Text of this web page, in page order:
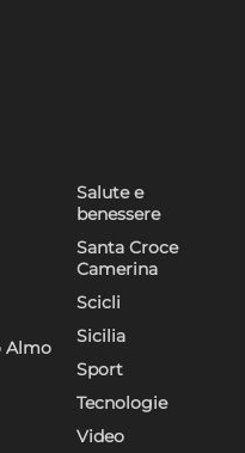
di contenuti
precisi,
a informazioni
e
Erogare
Almo
Salute e
benessere
Santa Croce
Camerina
Scicli
Sicilia
Sport
Tecnologie
Video